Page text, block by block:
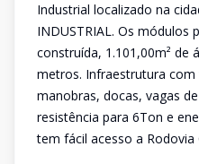
Industrial localizado na
INDUSTRIAL. Os módulos
construída, 1.101,00m² de
metros. Infraestrutura
manobras, docas, vagas
resistência para 6Ton e
tem fácil acesso a Rodovia